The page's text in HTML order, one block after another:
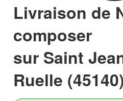
Livraison de
composer
sur Saint
Ruelle (45140)